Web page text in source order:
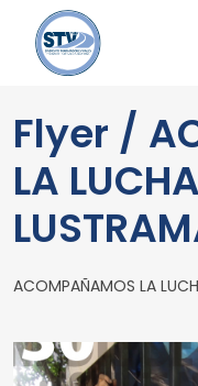
Flyer /
LA
ACOMPAÑAMOS LA